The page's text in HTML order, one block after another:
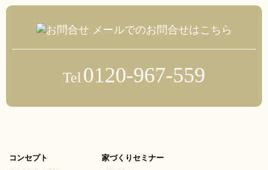
メールでのお問合せはこちら
Tel0120-967-559
コンセプト
家づくりセミナー